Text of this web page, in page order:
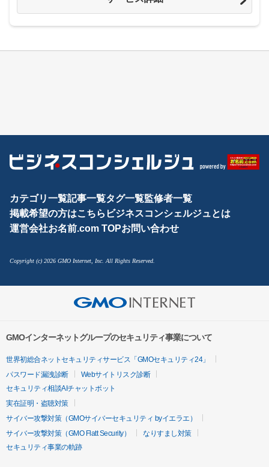
カテゴリ一覧記事一覧タグ一覧監修者一覧
掲載希望の方はこちら ビジネスコンシェルジュとは
運営会社お名前.com TOPお問い合わせ
Copyright (c) 2026 GMO Internet, Inc. All Rights Reserved.
GMOインターネットグループのセキュリティ事業について
世界初総合ネットセキュリティサービス「GMOセキュリティ24」
パスワード漏洩診断
Webサイトリスク診断
セキュリティ相談AIチャットボット
実在証明・盗聴対策
サイバー攻撃対策（GMOサイバーセキュリティ byイエラエ）
サイバー攻撃対策（GMO Flatt Security）
なりすまし対策
セキュリティ事業の軌跡